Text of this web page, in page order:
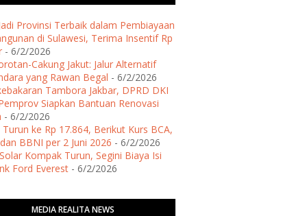
Provinsi Terbaik dalam Pembiayaan
di Sulawesi, Terima Insentif Rp
- 6/2/2026
Cakung Jakut: Jalur Alternatif
yang Rawan Begal - 6/2/2026
Tambora Jakbar, DPRD DKI
Siapkan Bantuan Renovasi
- 6/2/2026
Turun ke Rp 17.864, Berikut Kurs BCA,
BBNI per 2 Juni 2026 - 6/2/2026
Kompak Turun, Segini Biaya Isi
Ford Everest - 6/2/2026
MEDIA REALITA NEWS